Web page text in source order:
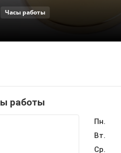
Часы работы
работы
Пн.
Вт.
Ср.